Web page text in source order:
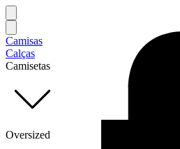
Camisas
Calças
Camisetas
Oversized